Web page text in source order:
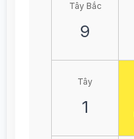
Tây Bắc
9
Tây
1